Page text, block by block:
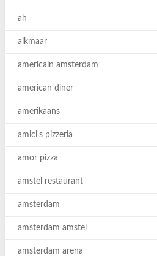
ah
alkmaar
americain amsterdam
american diner
amerikaans
amici's pizzeria
amor pizza
amstel restaurant
amsterdam
amsterdam amstel
amsterdam arena